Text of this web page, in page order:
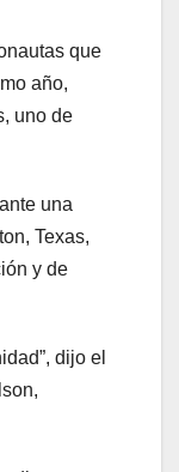
que
año,
uno de
una
Texas,
y de
dijo el